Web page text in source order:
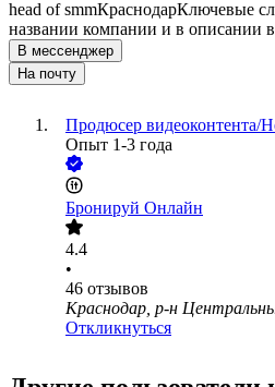
head of smmКраснодарКлючевые
названии компании и в описании
В мессенджер
На почту
Продюсер видеоконтента/
Опыт 1-3 года
Бронируй Онлайн
4.4
•
46 отзывов
Краснодар, р-н
Откликнуться